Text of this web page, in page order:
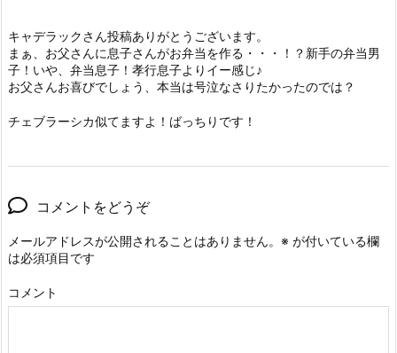
キャデラックさん投稿ありがとうございます。
まぁ、お父さんに息子さんがお弁当を作る・・・！？新手の弁当男
子！いや、弁当息子！孝行息子よりイー感じ♪
お父さんお喜びでしょう、本当は号泣なさりたかったのでは？
チェブラーシカ似てますよ！ばっちりです！
コメントをどうぞ
メールアドレスが公開されることはありません。 ※ が付いている欄
は必須項目です
コメント